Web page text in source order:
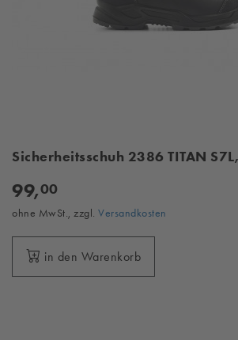
Sicherheitsschuh 2386 TITAN
99,00
ohne MwSt., zzgl. Versandkosten
in den Warenkorb